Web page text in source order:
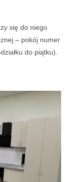
się do niego
– pokój numer
do piątku).